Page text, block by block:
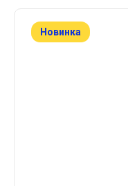
Новинка